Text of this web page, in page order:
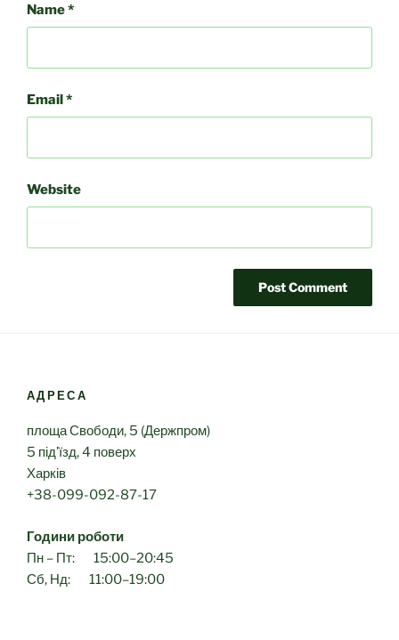
Name*
Email*
Website
АДРЕСА
площа Свободи, 5 (Держпром)
5 під’їзд, 4 поверх
Харків
+38-099-092-87-17
Години роботи
Пн – Пт: 15:00–20:45
Сб, Нд: 11:00–19:00